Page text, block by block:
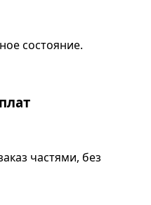
состояние.
частями, без